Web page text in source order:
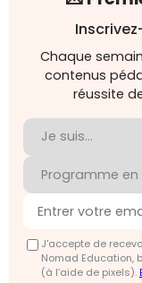
Chaque
contenus
réussite
J'accepte de
Nomad Education,
(à l’aide de pixels).